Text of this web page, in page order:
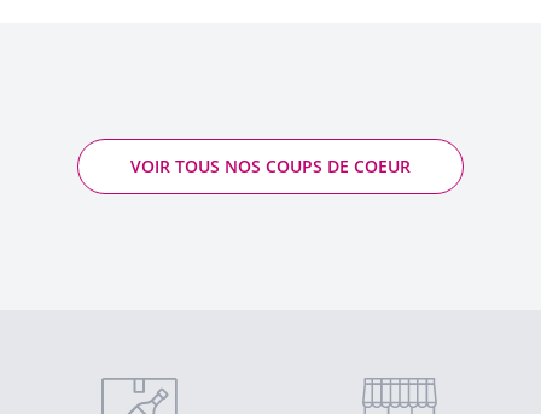
VOIR TOUS NOS COUPS DE COEUR